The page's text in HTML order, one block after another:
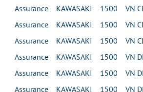
Assurance KAWASAKI 1500 VN
Assurance KAWASAKI 1500 VN
Assurance KAWASAKI 1500 VN
Assurance KAWASAKI 1500 VN
Assurance KAWASAKI 1500 VN
Assurance KAWASAKI 1500 VN